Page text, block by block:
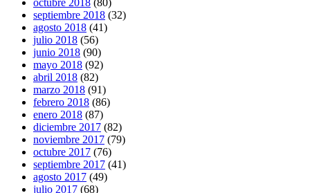
septiembre 2018 (32)
agosto 2018 (41)
julio 2018 (56)
junio 2018 (90)
mayo 2018 (92)
abril 2018 (82)
marzo 2018 (91)
febrero 2018 (86)
enero 2018 (87)
diciembre 2017 (82)
noviembre 2017 (79)
octubre 2017 (76)
septiembre 2017 (41)
agosto 2017 (49)
julio 2017 (68)